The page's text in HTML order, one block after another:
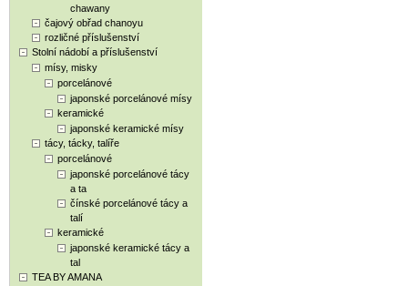
chawany
čajový obřad chanoyu
rozličné příslušenství
Stolní nádobí a příslušenství
mísy, misky
porcelánové
japonské porcelánové mísy
keramické
japonské keramické mísy
tácy, tácky, talíře
porcelánové
japonské porcelánové tácy
a ta
čínské porcelánové tácy a
talí
keramické
japonské keramické tácy a
tal
TEA BY AMANA